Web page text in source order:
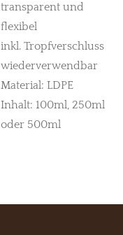
transparent und
flexibel
inkl. Tropfverschluss
wiederverwendbar
Material: LDPE
Inhalt: 100ml, 250ml
oder 500ml